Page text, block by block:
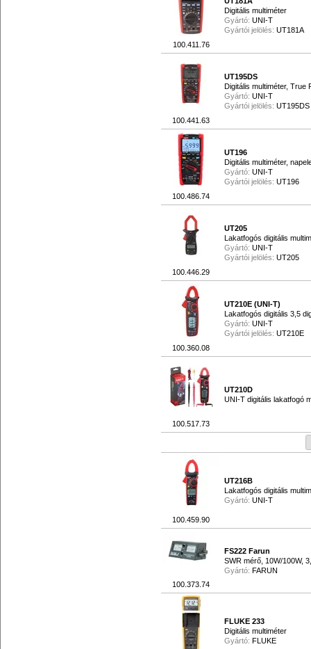
100.411.76
Digitális multiméter
Gyártó: UNI-T
Gyártói jelölés: UT181A
100.441.63
UT195DS
Digitális multiméter, True
Gyártó: UNI-T
Gyártói jelölés: UT195DS
100.486.74
UT196
Digitális multiméter,
Gyártó: UNI-T
Gyártói jelölés: UT196
100.446.29
UT205
Lakatfogós digitális
Gyártó: UNI-T
Gyártói jelölés: UT205
100.360.08
UT210E (UNI-T)
Lakatfogós digitális 3,5
Gyártó: UNI-T
Gyártói jelölés: UT210E
100.517.73
UT210D
UNI-T digitális lakatfogó
100.459.90
UT216B
Lakatfogós digitális
Gyártó: UNI-T
100.373.74
FS222 Farun
SWR mérő, 10W/100W,
Gyártó: FARUN
FLUKE 233
Digitális multiméter
Gyártó: FLUKE